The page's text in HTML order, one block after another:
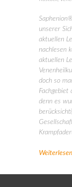
unserer
aktuellen
nachlesen
aktuellen
doch so
Fachgebiet
denn es
Weiterlesen